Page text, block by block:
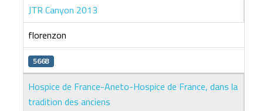
JTR Canyon 2013
florenzon
5668
Hospice de France-Aneto-Hospice de France, dans la
tradition des anciens